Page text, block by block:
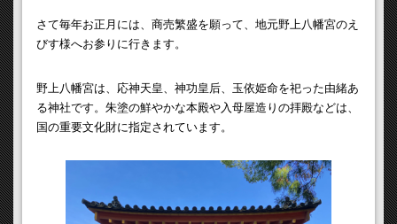
さて毎年お正月には、商売繁盛を願って、地元野上八幡宮のえ
びす様へお参りに行きます。
野上八幡宮は、応神天皇、神功皇后、玉依姫命を祀った由緒あ
る神社です。朱塗の鮮やかな本殿や入母屋造りの拝殿などは、
国の重要文化財に指定されています。